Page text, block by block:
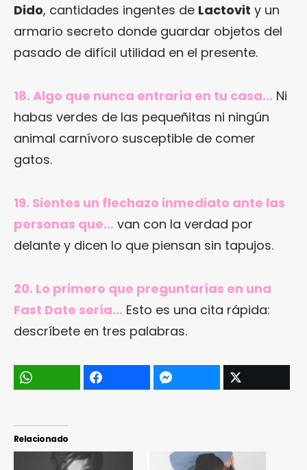
Dido, cantidades ingentes de Lactovit y un
armario secreto donde guardar objetos del
pasado de difícil utilidad en el presente.
18. Algo que nunca entraría en tu casa… Ni
habas verdes de las pequeñitas ni ningún
animal carnívoro susceptible de comer
gatos.
19. Sientes un flechazo inmediato ante las
personas que… van con la verdad por
delante y dicen lo que piensan sin tapujos.
20. Lo primero que preguntarías en una
Fast Date sería… Esto es una cita rápida:
descríbete en tres palabras.
Relacionado